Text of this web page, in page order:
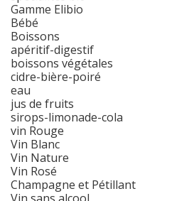
Gamme Elibio
Bébé
Boissons
apéritif-digestif
boissons végétales
cidre-bière-poiré
eau
jus de fruits
sirops-limonade-cola
vin Rouge
Vin Blanc
Vin Nature
Vin Rosé
Champagne et Pétillant